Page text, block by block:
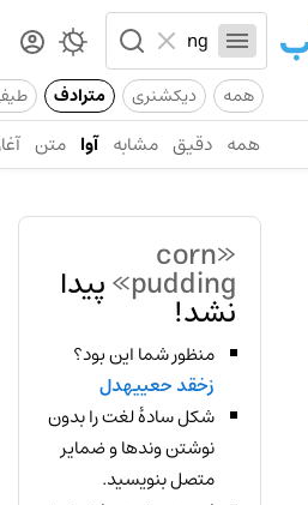
همه دیکشنری مترادف
همه دقیق مشابه آوا متن
«corn
pudding» پیدا
نشد!
منظور شما این بود؟
زخقد حعییهدل
شکل سادهٔ لغت را بدون
نوشتن وندها و ضمایر
متصل بنویسید.